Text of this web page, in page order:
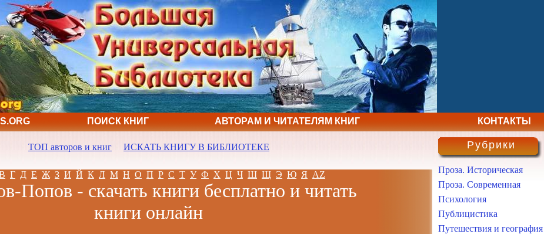
ПОИСК КНИГ АВТОРАМ И ЧИТАТЕЛЯМ КНИГ КОНТАКТЫ
ТОП авторов и книг ИСКАТЬ КНИГУ В БИБЛИОТЕКЕ
Г Д Е Ж З И Й К Л М Н О П Р С Т У Ф Х Ц Ч Ш Щ Э Ю Я AZ
Попов - скачать книги бесплатно и читать
книги онлайн
Рубрики
Проза. Историческая
Проза. Современная
Психология
Публицистика
Путешествия и география